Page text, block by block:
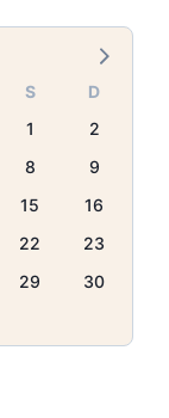
S
D
1
2
8
9
15
16
22
23
29
30